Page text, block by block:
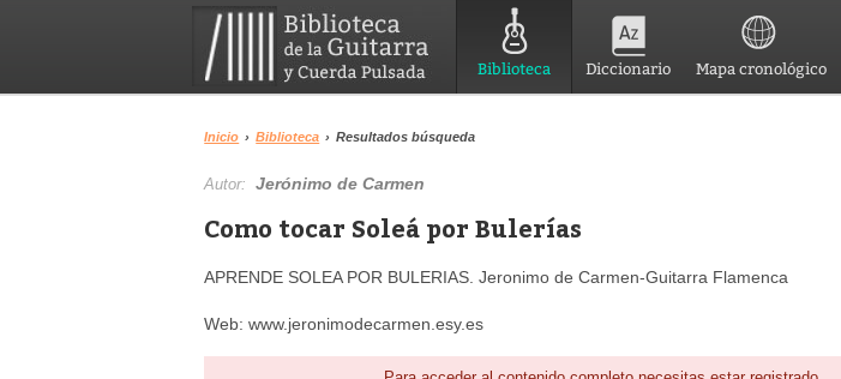
Biblioteca Diccionario Mapa cronológico
Inicio › Biblioteca › Resultados búsqueda
Autor:Jerónimo de Carmen
Como tocar Soleá por Bulerías
APRENDE SOLEA POR BULERIAS. Jeronimo de Carmen-Guitarra Flamenca
Web: www.jeronimodecarmen.esy.es